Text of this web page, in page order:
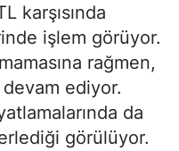
karşısında
işlem görüyor.
rağmen,
ediyor.
da
görülüyor.